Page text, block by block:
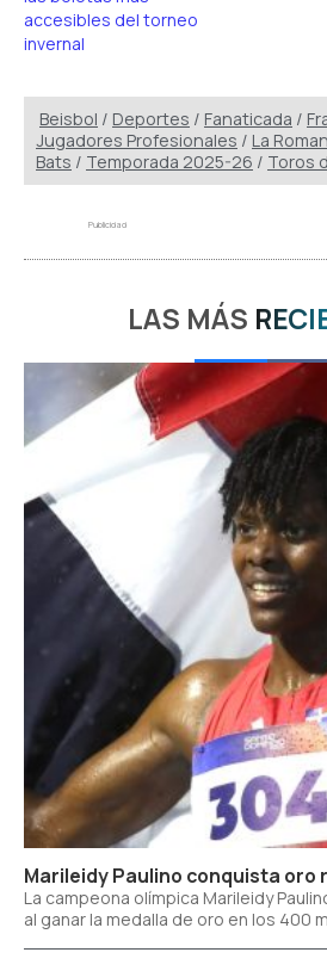
accesibles del torneo
invernal
Beisbol / Deportes / Fanaticada /
Jugadores Profesionales / La
Bats / Temporada 2025-26 / Toros
Publicidad
LAS MÁS
Marileidy Paulino conquista oro
La campeona olímpica Marileidy
al ganar la medalla de oro en los 400